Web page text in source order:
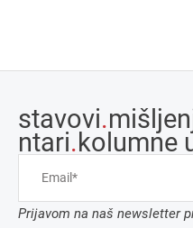
stavovi.
ntari.kolumne
Prijavom na naš newsletter